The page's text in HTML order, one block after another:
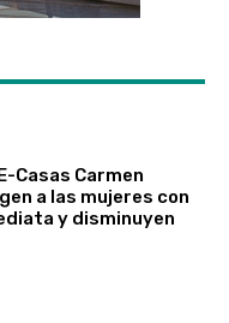
Casas Carmen
a las mujeres con
y disminuyen